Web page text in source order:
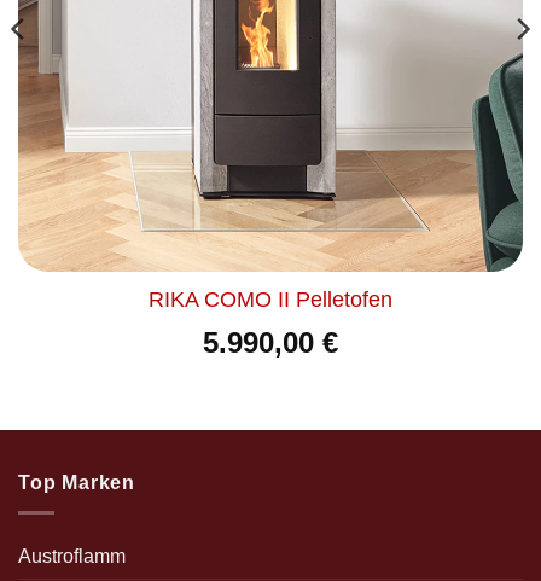
RIKA COMO II Pelletofen
5.990,00 €
Top Marken
Austroflamm